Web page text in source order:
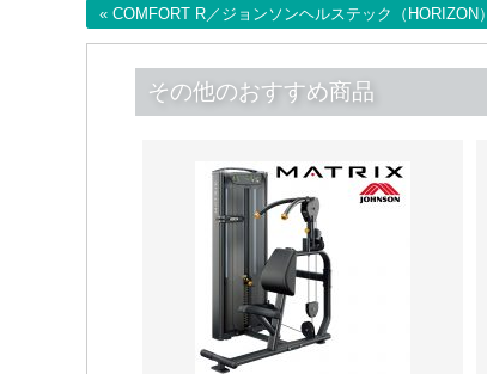
« COMFORT R／ジョンソンヘルステック（HORIZON）
その他のおすすめ商品